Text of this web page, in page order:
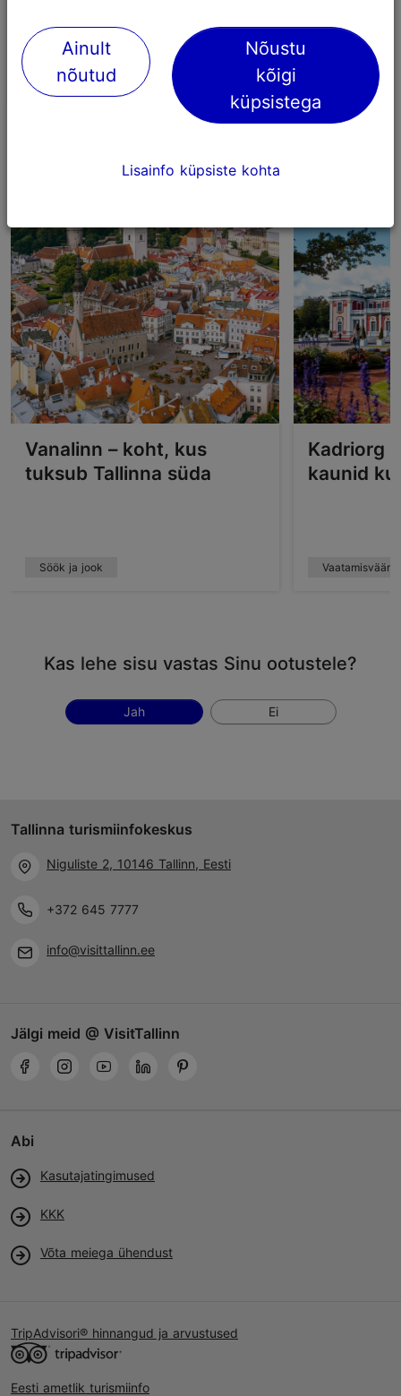
Muuseumid ja elamuskeskused
Lastega Tallinnas
Tallinna erinevad piirkonnad
Vanalinn – koht, kus
tuksub Tallinna süda
Söök ja jook
Kadriorg
kaunid
Kas lehe sisu vastas Sinu ootustele?
Jah Ei
Tallinna turismiinfokeskus
Niguliste 2, 10146 Tallinn, Eesti
+372 645 7777
info@visittallinn.ee
Jälgi meid @ VisitTallinn
Abi
Kasutajatingimused
KKK
Võta meiega ühendust
TripAdvisori® hinnangud ja arvustused
Eesti ametlik turismiinfo
Ainult
nõutud
Nõustu
kõigi
küpsistega
Lisainfo küpsiste kohta